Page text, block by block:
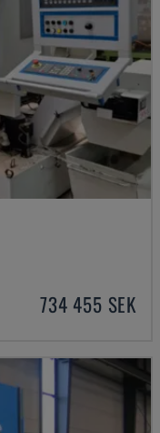
734 455 SEK